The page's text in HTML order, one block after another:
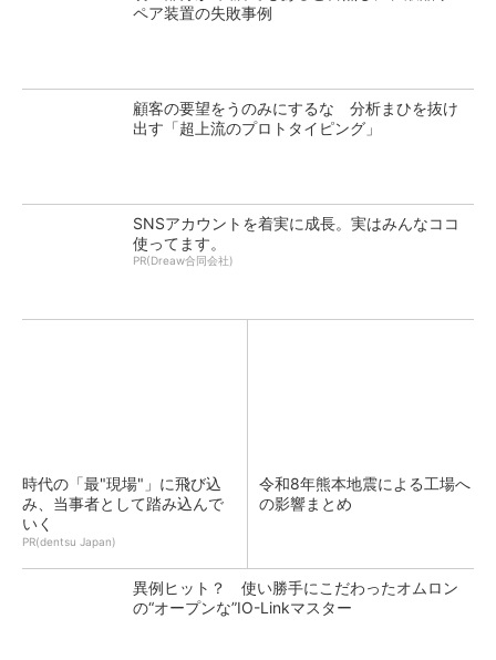
ペア装置の失敗事例
顧客の要望をうのみにするな 分析まひを抜け
出す「超上流のプロトタイピング」
SNSアカウントを着実に成長。実はみんなココ
使ってます。
PR(Dreaw合同会社)
時代の「最"現場"」に飛び込
み、当事者として踏み込んで
いく
PR(dentsu Japan)
令和8年熊本地震による工場へ
の影響まとめ
異例ヒット？ 使い勝手にこだわったオムロン
の“オープンな”IO-Linkマスター